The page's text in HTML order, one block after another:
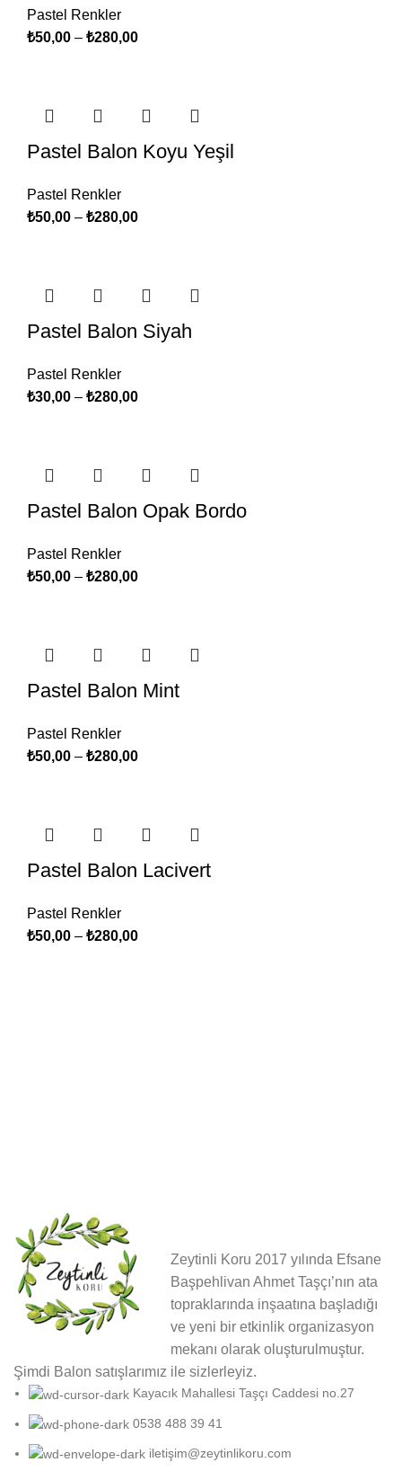
Pastel Renkler
₺50,00 – ₺280,00
Pastel Balon Koyu Yeşil
Pastel Renkler
₺50,00 – ₺280,00
Pastel Balon Siyah
Pastel Renkler
₺30,00 – ₺280,00
Pastel Balon Opak Bordo
Pastel Renkler
₺50,00 – ₺280,00
Pastel Balon Mint
Pastel Renkler
₺50,00 – ₺280,00
Pastel Balon Lacivert
Pastel Renkler
₺50,00 – ₺280,00
Zeytinli Koru 2017 yılında Efsane
Başpehlivan Ahmet Taşçı’nın ata
topraklarında inşaatına başladığı
ve yeni bir etkinlik organizasyon
mekanı olarak oluşturulmuştur.
Şimdi Balon satışlarımız ile sizlerleyiz.
Kayacık Mahallesi Taşçı Caddesi no.27
0538 488 39 41
iletişim@zeytinlikoru.com